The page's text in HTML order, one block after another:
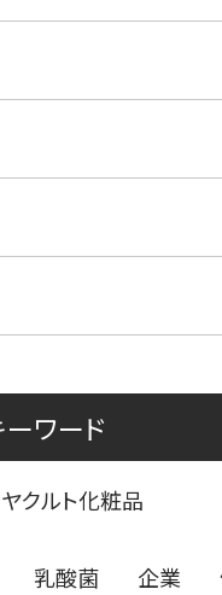
ーワード
ヤクルト化粧品
乳酸菌 企業